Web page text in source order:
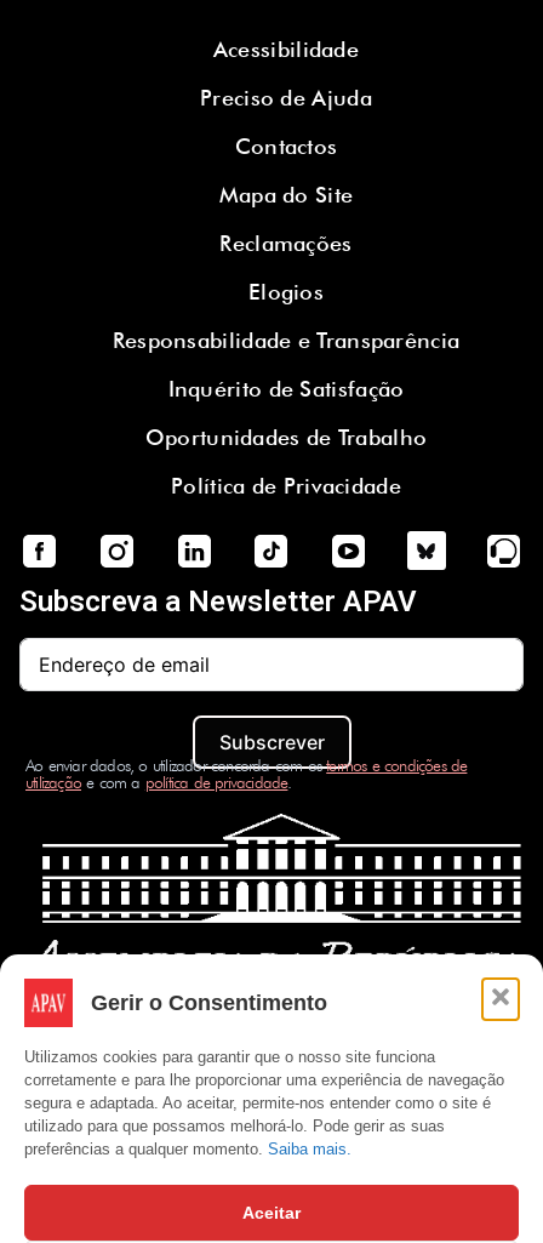
Gerir o Consentimento
Utilizamos cookies para garantir que o nosso site funciona
corretamente e para lhe proporcionar uma experiência de navegação
segura e adaptada. Ao aceitar, permite-nos entender como o site é
utilizado para que possamos melhorá-lo. Pode gerir as suas
preferências a qualquer momento. Saiba mais.
Aceitar
Acessibilidade
Preciso de Ajuda
Contactos
Mapa do Site
Reclamações
Elogios
Responsabilidade e Transparência
Inquérito de Satisfação
Oportunidades de Trabalho
Política de Privacidade
Subscreva a Newsletter APAV
Subscrever
Ao enviar dados, o utilizador concorda com ostermos e condições de
utilizaçãoe com a política de privacidade.